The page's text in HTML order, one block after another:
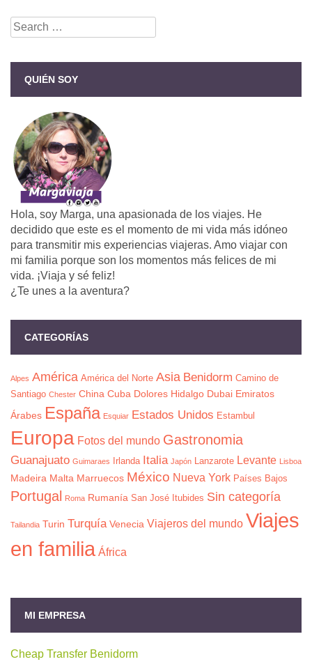
Search
for:
QUIÉN SOY
Hola, soy Marga, una apasionada de los viajes. He
decidido que este es el momento de mi vida más idóneo
para transmitir mis experiencias viajeras. Amo viajar con
mi familia porque son los momentos más felices de mi
vida. ¡Viaja y sé feliz!
¿Te unes a la aventura?
CATEGORÍAS
Alpes América América del Norte Asia Benidorm Camino de
Santiago Chester China Cuba Dolores Hidalgo Dubai Emiratos
Árabes España Esquiar Estados Unidos Estambul
Europa Fotos del mundo Gastronomia
Guanajuato Guimaraes Irlanda Italia Japón Lanzarote Levante Lisboa
Madeira Malta Marruecos México Nueva York Países Bajos
Portugal Roma Rumanía San José Itubides Sin categoría
Tailandia Turin Turquía Venecia Viajeros del mundo Viajes
en familia África
MI EMPRESA
Cheap Transfer Benidorm